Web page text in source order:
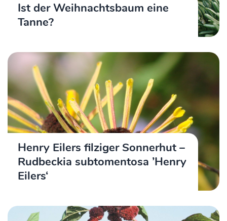
Ist der Weihnachtsbaum eine
Tanne?
Henry Eilers filziger Sonnerhut –
Rudbeckia subtomentosa ’Henry
Eilers‘